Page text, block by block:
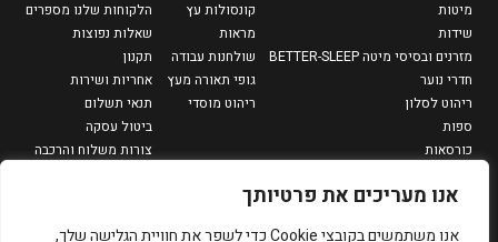
אנו מעריכים את פרטיותך
אנו משתמשים בקובצי Cookie כדי לשפר את חוויית הגלישה שלך,
מיטות
שידות
מזרנים ובסיסי מיטה BETTER-SLEEP
חדרי נוער
ריהוט לסלון
ספות
כורסאות
שולחנות סלון
קונסולות עץ
מראות
שולחנות עבודה
גופי תאורה מעץ
ריהוט מוסדי
הלקוחות שלנו מספרים
שאלות נפוצות
תקנון
אחריות ושירות
תנאי תשלום
ביטול עסקה
צורות משלוח והרכבה